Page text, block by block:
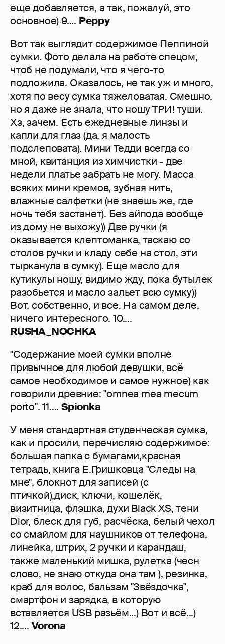
еще добавляется, а так, пожалуй, это
основное) 9.... Peppy
Вот так выглядит содержимое Пеппиной
сумки. Фото делала на работе спецом,
чтоб не подумали, что я чего-то
подложила. Оказалось, не так уж и много,
хотя по весу сумка тяжеловатая. Смешно,
но я даже не знала, что ношу ТРИ! туши.
Хз, зачем. Есть ежедневные линзы и
капли для глаз (да, я малость
подслеповата). Мини Тедди всегда со
мной, квитанция из химчистки - две
недели платье забрать не могу. Масса
всяких мини кремов, зубная нить,
влажные салфетки (не знаешь же, где
ночь тебя застанет). Без айпода вообще
из дому не выхожу)) Две ручки (я
оказывается клептоманка, таскаю со
столов ручки и кладу себе на стол, эти
тырканула в сумку). Еще масло для
кутикулы ношу, видимо жду, пока бутылек
разобьется и масло зальет всю сумку))
Вот, собственно, и все. На самом деле,
ничего интересного. 10....
RUSHA_NOCHKA
"Содержание моей сумки вполне
привычное для любой девушки, всё
самое необходимое и самое нужное) как
говорили древние: "omnea mea mecum
porto". 11....Spionka
У меня стандартная студенческая сумка,
как и просили, перечисляю содержимое:
большая папка с бумагами,красная
тетрадь, книга Е.Гришковца "Следы на
мне", блокнот для записей (с
птичкой),диск, ключи, кошелёк,
визитница, флэшка, духи Black XS, тени
Dior, блеск для губ, расчёска, белый чехол
со смайлом для наушников от телефона,
линейка, штрих, 2 ручки и карандаш,
также маленький мишка, рулетка (чесн
слово, не знаю откуда она там ), резинка,
краб для волос, бальзам "Звёздочка",
смартфон и зарядка, в которую
вставляется USB разьём...) Вот и всё...)
12.... Vorona